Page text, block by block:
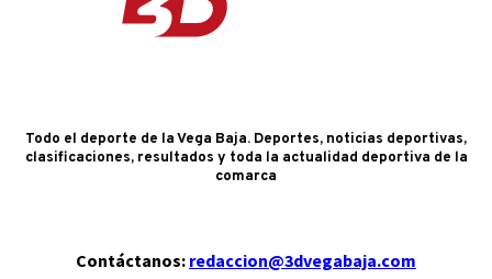
Todo el deporte de la Vega Baja. Deportes, noticias deportivas,
clasificaciones, resultados y toda la actualidad deportiva de la
comarca
Contáctanos: redaccion@3dvegabaja.com